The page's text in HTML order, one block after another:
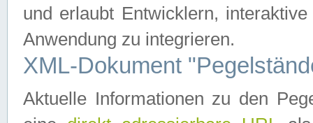
und erlaubt Entwicklern,
Anwendung zu integrieren.
XML-Dokument
Aktuelle Informationen zu den